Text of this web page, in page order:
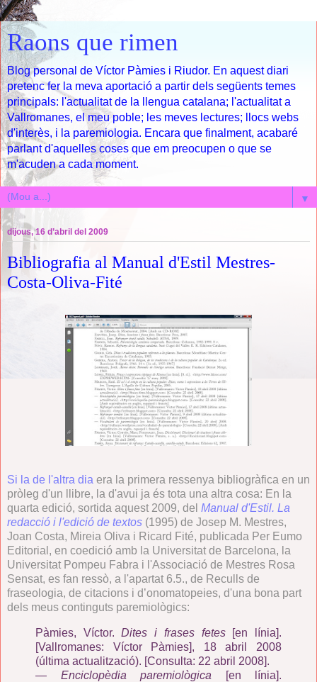
Raons que rimen
Blog personal de Víctor Pàmies i Riudor. En aquest diari
pretenc fer la meva aportació a partir dels següents temes
principals: l'actualitat de la llengua catalana; l'actualitat a
Vallromanes, el meu poble; les meves lectures; llocs webs
d'interès, i la paremiologia. Encara que finalment, acabaré
parlant d'aquelles coses que em preocupen o que se
m'acuden a cada moment.
▼
dijous, 16 d’abril del 2009
Bibliografia al Manual d'Estil Mestres-
Costa-Oliva-Fité
Si la de l'altra dia era la primera ressenya bibliogràfica en un
pròleg d'un llibre, la d'avui ja és tota una altra cosa: En la
quarta edició, sortida aquest 2009, del Manual d'Estil. La
redacció i l'edició de textos (1995) de Josep M. Mestres,
Joan Costa, Mireia Oliva i Ricard Fité, publicada Per Eumo
Editorial, en coedició amb la Universitat de Barcelona, la
Universitat Pompeu Fabra i l'Associació de Mestres Rosa
Sensat, es fan ressò, a l'apartat 6.5., de Reculls de
fraseologia, de citacions i d’onomatopeies, d'una bona part
dels meus continguts paremiològics:
Pàmies, Víctor.Dites i frases fetes[en línia].
[Vallromanes: Víctor Pàmies], 18 abril 2008
(última actualització). [Consulta: 22 abril 2008].
— Enciclopèdia paremiològica [en línia].